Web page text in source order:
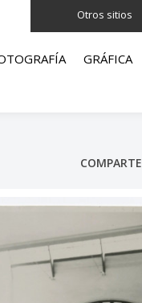
Otros sitios
GRÁFICA
COMPARTE